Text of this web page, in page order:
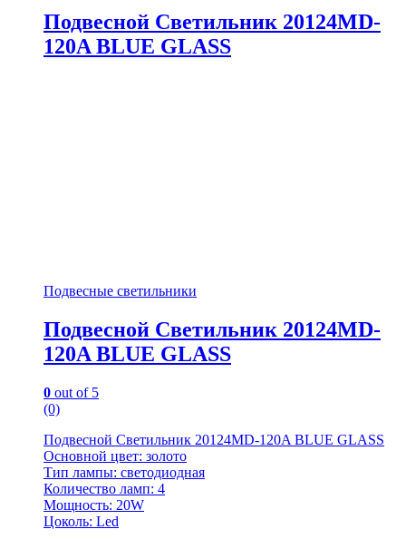
Подвесной Светильник 20124MD-
120A BLUE GLASS
Подвесные светильники
Подвесной Светильник 20124MD-
120A BLUE GLASS
0 out of 5
(0)
Подвесной Светильник 20124MD-120A BLUE GLASS
Основной цвет: золото
Тип лампы: светодиодная
Количество ламп: 4
Мощность: 20W
Цоколь: Led